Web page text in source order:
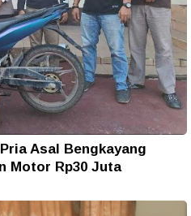
Asal Bengkayang
Motor Rp30 Juta